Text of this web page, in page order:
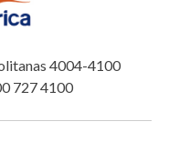
4004-4100
727 4100